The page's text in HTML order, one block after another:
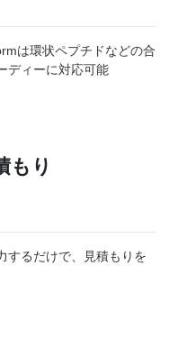
は環状ペプチドなどの合
ディーに対応可能
もり
するだけで、見積もりを